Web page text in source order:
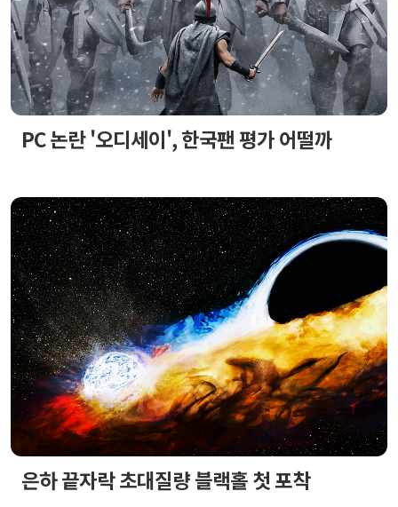
PC 논란 '오디세이', 한국팬 평가 어떨까
은하 끝자락 초대질량 블랙홀 첫 포착